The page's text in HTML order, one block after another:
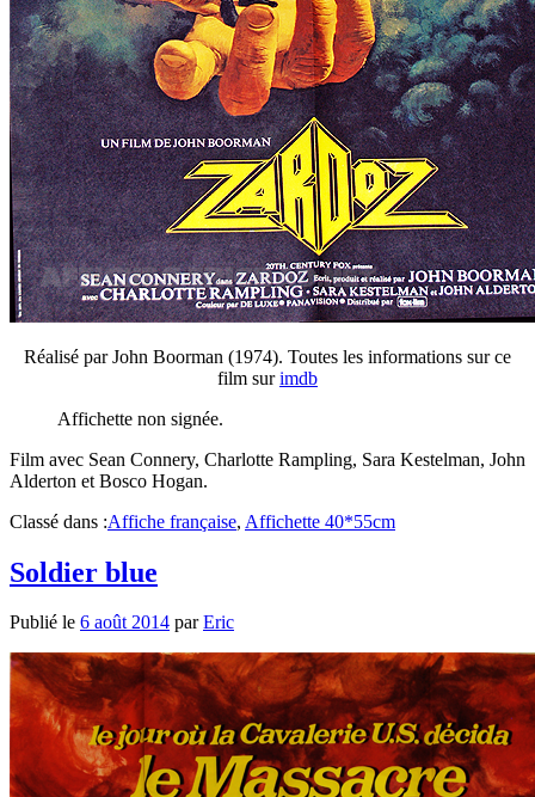
Réalisé par John Boorman (1974). Toutes les informations sur ce
film surimdb
Affichette non signée.
Film avec Sean Connery, Charlotte Rampling, Sara Kestelman, John
Alderton et Bosco Hogan.
Classé dans :Affiche française, Affichette 40*55cm
Soldier blue
Publié le 6 août 2014 parEric